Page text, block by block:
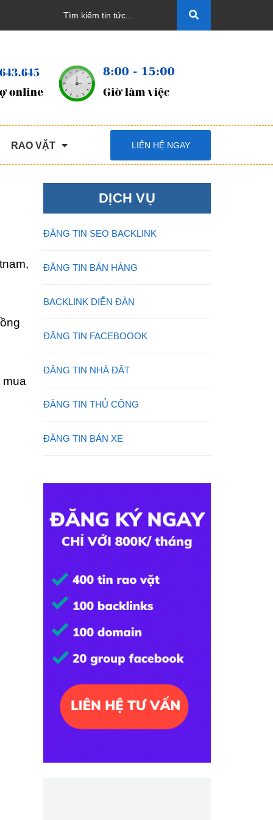
RAO VẶT LIÊN HỆ NGAY
mua
DỊCH VỤ
ĐĂNG TIN SEO BACKLINK
ĐĂNG TIN BÁN HÀNG
BACKLINK DIỄN ĐÀN
ĐĂNG TIN FACEBOOOK
ĐĂNG TIN NHÀ ĐẤT
ĐĂNG TIN THỦ CÔNG
ĐĂNG TIN BÁN XE